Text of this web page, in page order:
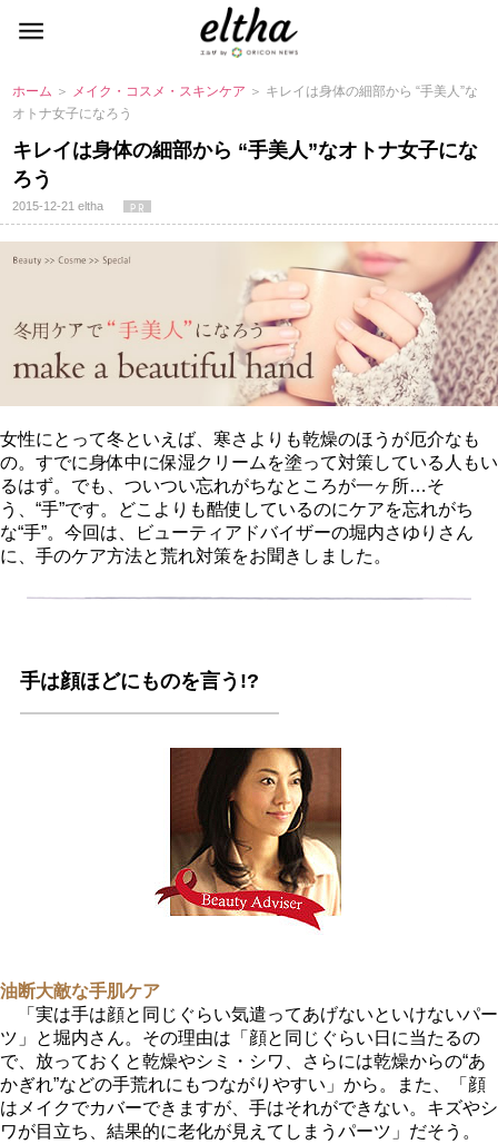
ホーム ＞ メイク・コスメ・スキンケア ＞ キレイは身体の細部から “手美人”な
オトナ女子になろう
キレイは身体の細部から “手美人”なオトナ女子にな
ろう
2015-12-21eltha
女性にとって冬といえば、寒さよりも乾燥のほうが厄介なも
の。すでに身体中に保湿クリームを塗って対策している人もい
るはず。でも、ついつい忘れがちなところが一ヶ所…そ
う、“手”です。どこよりも酷使しているのにケアを忘れがち
な“手”。今回は、ビューティアドバイザーの堀内さゆりさん
に、手のケア方法と荒れ対策をお聞きしました。
手は顔ほどにものを言う!?
油断大敵な手肌ケア
「実は手は顔と同じぐらい気遣ってあげないといけないパー
ツ」と堀内さん。その理由は「顔と同じぐらい日に当たるの
で、放っておくと乾燥やシミ・シワ、さらには乾燥からの“あ
かぎれ”などの手荒れにもつながりやすい」から。また、「顔
はメイクでカバーできますが、手はそれができない。キズやシ
ワが目立ち、結果的に老化が見えてしまうパーツ」だそう。